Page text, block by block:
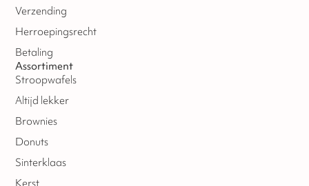
Verzending
Herroepingsrecht
Betaling
Assortiment
Stroopwafels
Altijd lekker
Brownies
Donuts
Sinterklaas
Kerst